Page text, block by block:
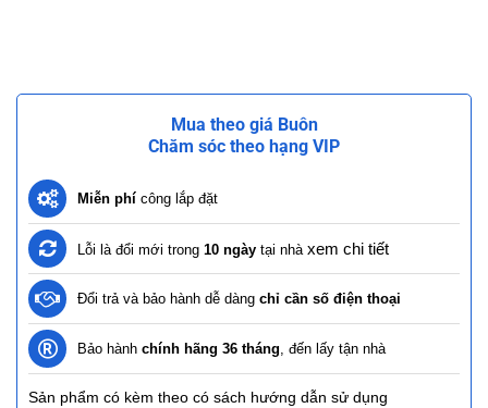
Mua theo giá Buôn
Chăm sóc theo hạng VIP
Miễn phí công lắp đặt
Lỗi là đổi mới trong 10 ngày tại nhà xem chi tiết
Đổi trả và bảo hành dễ dàng chỉ cần số điện thoại
Bảo hành chính hãng 36 tháng , đến lấy tận nhà
Sản phẩm có kèm theo có sách hướng dẫn sử dụng